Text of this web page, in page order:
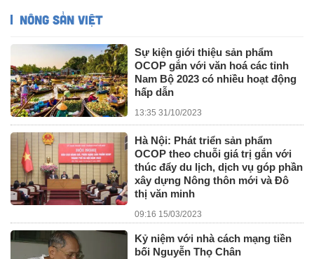
NÔNG SẢN VIỆT
Sự kiện giới thiệu sản phẩm
OCOP gắn với văn hoá các tỉnh
Nam Bộ 2023 có nhiều hoạt động
hấp dẫn
13:35 31/10/2023
Hà Nội: Phát triển sản phẩm
OCOP theo chuỗi giá trị gắn với
thúc đẩy du lịch, dịch vụ góp phần
xây dựng Nông thôn mới và Đô
thị văn minh
09:16 15/03/2023
Kỷ niệm với nhà cách mạng tiền
bối Nguyễn Thọ Chân